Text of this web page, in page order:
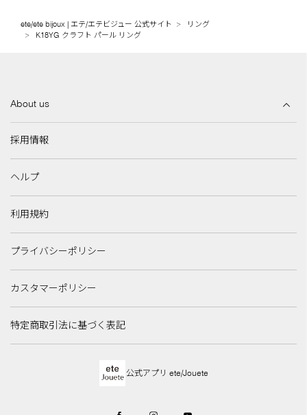
ete/ete bijoux | エテ/エテビジュー 公式サイト
リング
K18YG クラフト パール リング
About us
採用情報
ヘルプ
利用規約
プライバシーポリシー
カスタマーポリシー
特定商取引法に基づく表記
公式アプリ ete/Jouete